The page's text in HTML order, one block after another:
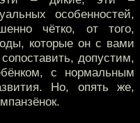
особенностей,
чётко, от того,
которые он с вами
допустим,
с нормальным
Но, опять же,